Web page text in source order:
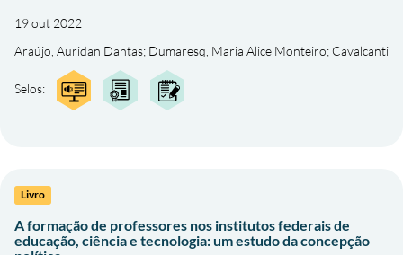
19 out 2022
Araújo, Auridan Dantas; Dumaresq, Maria Alice Monteiro; Cavalcanti
Selos:
Livro
A formação de professores nos institutos federais de
educação, ciência e tecnologia: um estudo da concepção